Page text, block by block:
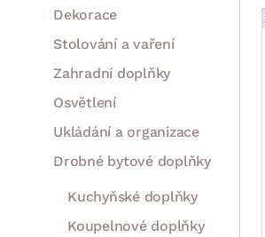
Dekorace
Stolování a vaření
Zahradní doplňky
Osvětlení
Ukládání a organizace
Drobné bytové doplňky
Kuchyňské doplňky
Koupelnové doplňky